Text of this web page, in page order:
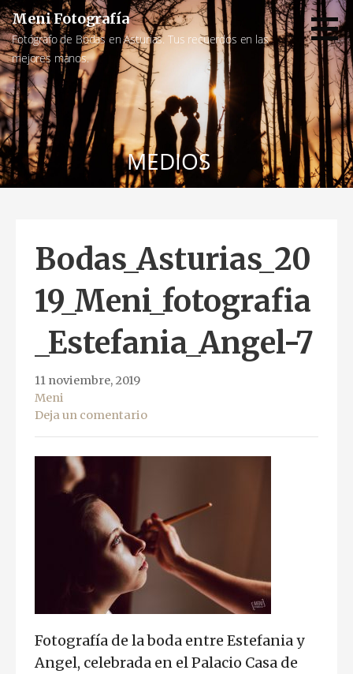
Saltar
al
contenido
Meni Fotografía
Fotógrafo de Bodas en Asturias. Tus recuerdos en las
mejores manos.
MEDIOS
Bodas_Asturias_20
19_Meni_fotografia
_Estefania_Angel-7
11 noviembre, 2019
Meni
Deja un comentario
Fotografía de la boda entre Estefania y
Angel, celebrada en el Palacio Casa de